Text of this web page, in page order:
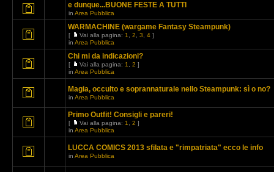
e dunque...BUONE FESTE A TUTTI
in Area Pubblica
WARMACHINE (wargame Fantasy Steampunk)
[ Vai alla pagina: 1 2 3 4 ]
in Area Pubblica
Chi mi da indicazioni?
[ Vai alla pagina: 1 2 ]
in Area Pubblica
Magia, occulto e soprannaturale nello Steampunk: sì o no?
in Area Pubblica
Primo Outfit! Consigli e pareri!
[ Vai alla pagina: 1 2 ]
in Area Pubblica
LUCCA COMICS 2013 sfilata e "rimpatriata" ecco le info
in Area Pubblica